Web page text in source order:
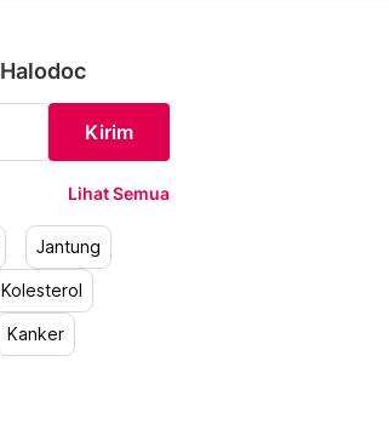
Kirim
Lihat Semua
Jantung
Kolesterol
Kanker